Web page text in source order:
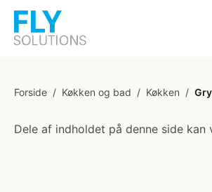
Forside / Køkken og bad / Køkken /
Dele af indholdet på denne side